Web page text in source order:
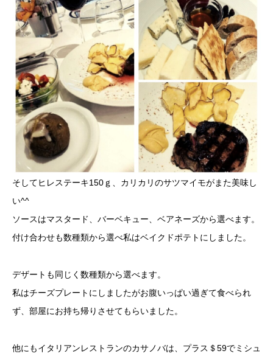
そしてヒレステーキ150ｇ、カリカリのサツマイモがまた美味し
い^^
ソースはマスタード、バーベキュー、ベアネーズから選べます。
付け合わせも数種類から選べ私はベイクドポテトにしました。
デザートも同じく数種類から選べます。
私はチーズプレートにしましたがお腹いっぱい過ぎて食べられ
ず、部屋にお持ち帰りさせてもらいました。
他にもイタリアンレストランのカサノバは、プラス＄59でミシュ